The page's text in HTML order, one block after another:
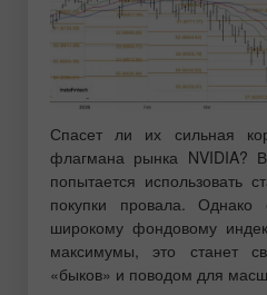
Спасет ли их сильная
флагмана рынка NVIDIA?
попытается использовать
покупки провала.
широкому фондовому
максимумы, это станет
«быков» и поводом для